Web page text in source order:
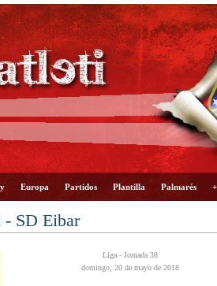
Europa Partidos Plantilla Palmarés
SD Eibar
Liga - Jornada 38
domingo, 20 de mayo de 2018